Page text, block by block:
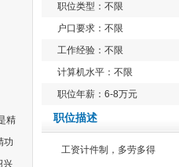
精
功
兴
职位类型：不限
户口要求：不限
工作经验：不限
计算机水平：不限
职位年薪：6-8万元
职位描述
工资计件制，多劳多得